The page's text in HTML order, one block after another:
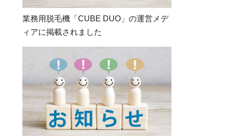
業務用脱毛機「CUBE DUO」の運営メデ
ィアに掲載されました